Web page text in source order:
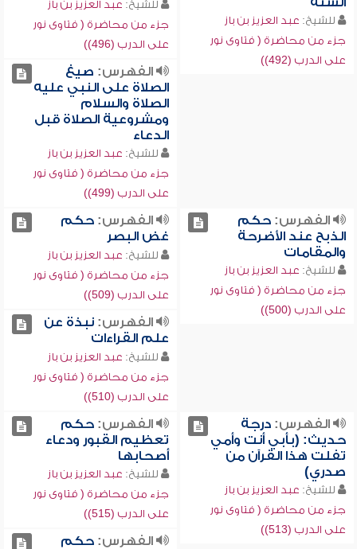
للشيخ: عبد العزيز بن باز
جزء من محاضرة ( فتاوى نور
على الدرب (492))
للشيخ: عبد العزيز بن باز
جزء من محاضرة ( فتاوى نور
على الدرب (496))
الفهرس: صيغ
الصلاة على النبي عليه
الصلاة والسلام
ومشروعية الصلاة قبل
الدعاء
للشيخ: عبد العزيز بن باز
جزء من محاضرة ( فتاوى نور
على الدرب (499))
الفهرس:حكم
الذبح عند الأضرحة
والمقامات
للشيخ: عبد العزيز بن باز
جزء من محاضرة ( فتاوى نور
على الدرب (500))
الفهرس:حكم
غض البصر
للشيخ: عبد العزيز بن باز
جزء من محاضرة ( فتاوى نور
على الدرب (509))
الفهرس:نبذة عن
علم القراءات
للشيخ: عبد العزيز بن باز
جزء من محاضرة ( فتاوى نور
على الدرب (510))
الفهرس:درجة
حديث: (بأبي أنت وأمي
تفلت هذا القرآن من
صدري)
للشيخ: عبد العزيز بن باز
جزء من محاضرة ( فتاوى نور
على الدرب (513))
الفهرس:حكم
تعظيم القبور ودعاء
أصحابها
للشيخ: عبد العزيز بن باز
جزء من محاضرة ( فتاوى نور
على الدرب (515))
الفهرس:حكم